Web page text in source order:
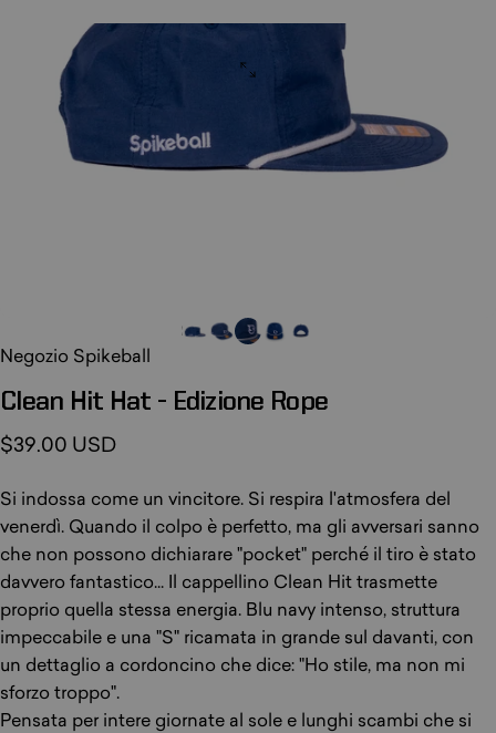
Negozio Spikeball
Clean Hit Hat - Edizione Rope
$39.00 USD
Si indossa come un vincitore. Si respira l'atmosfera del
venerdì. Quando il colpo è perfetto, ma gli avversari sanno
che non possono dichiarare "pocket" perché il tiro è stato
davvero fantastico... Il cappellino Clean Hit trasmette
proprio quella stessa energia. Blu navy intenso, struttura
impeccabile e una "S" ricamata in grande sul davanti, con
un dettaglio a cordoncino che dice: "Ho stile, ma non mi
sforzo troppo".
Pensata per intere giornate al sole e lunghi scambi che si